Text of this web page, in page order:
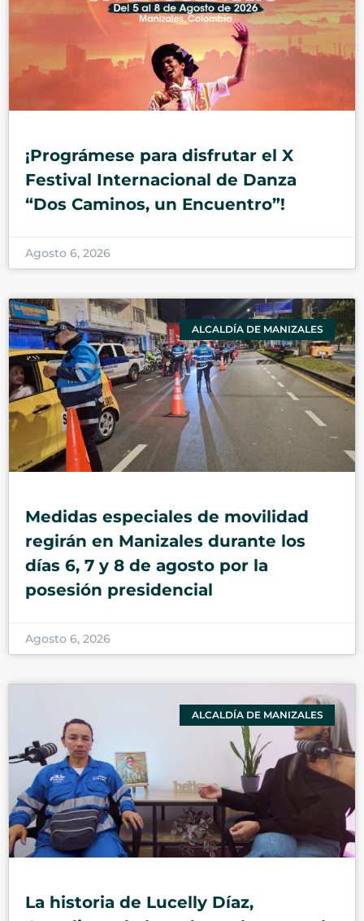
¡Prográmese para disfrutar el X
Festival Internacional de Danza
“Dos Caminos, un Encuentro”!
Agosto 6, 2026
ALCALDÍA DE MANIZALES
Medidas especiales de movilidad
regirán en Manizales durante los
días 6, 7 y 8 de agosto por la
posesión presidencial
Agosto 6, 2026
ALCALDÍA DE MANIZALES
La historia de Lucelly Díaz,